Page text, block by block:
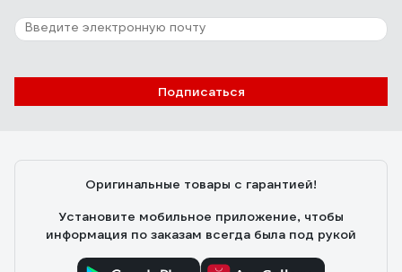
Подписаться
Оригинальные товары с гарантией!
Установите мобильное приложение, чтобы
информация по заказам всегда была под рукой